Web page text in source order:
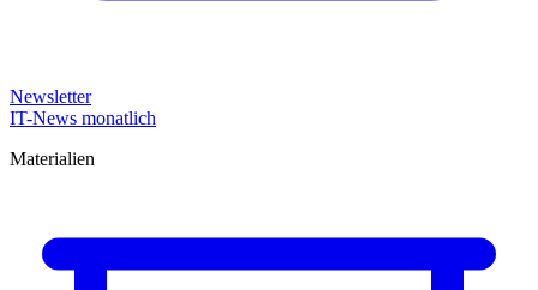
Newsletter
IT-News monatlich
Materialien